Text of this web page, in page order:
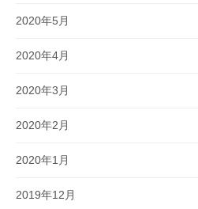
2020年5月
2020年4月
2020年3月
2020年2月
2020年1月
2019年12月